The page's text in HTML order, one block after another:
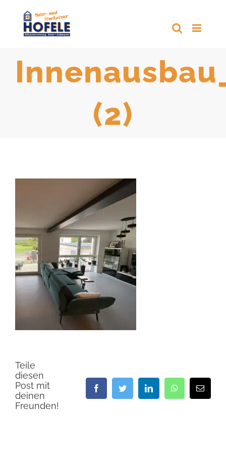
(2)
Teile
diesen
Post mit
deinen
Freunden!
FacebookTwitter LinkedIn WhatsApp
E-
Mail